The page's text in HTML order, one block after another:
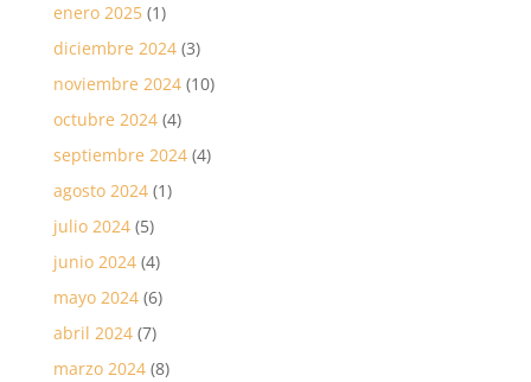
enero 2025(1)
diciembre 2024(3)
noviembre 2024(10)
octubre 2024(4)
septiembre 2024(4)
agosto 2024(1)
julio 2024(5)
junio 2024(4)
mayo 2024(6)
abril 2024(7)
marzo 2024(8)